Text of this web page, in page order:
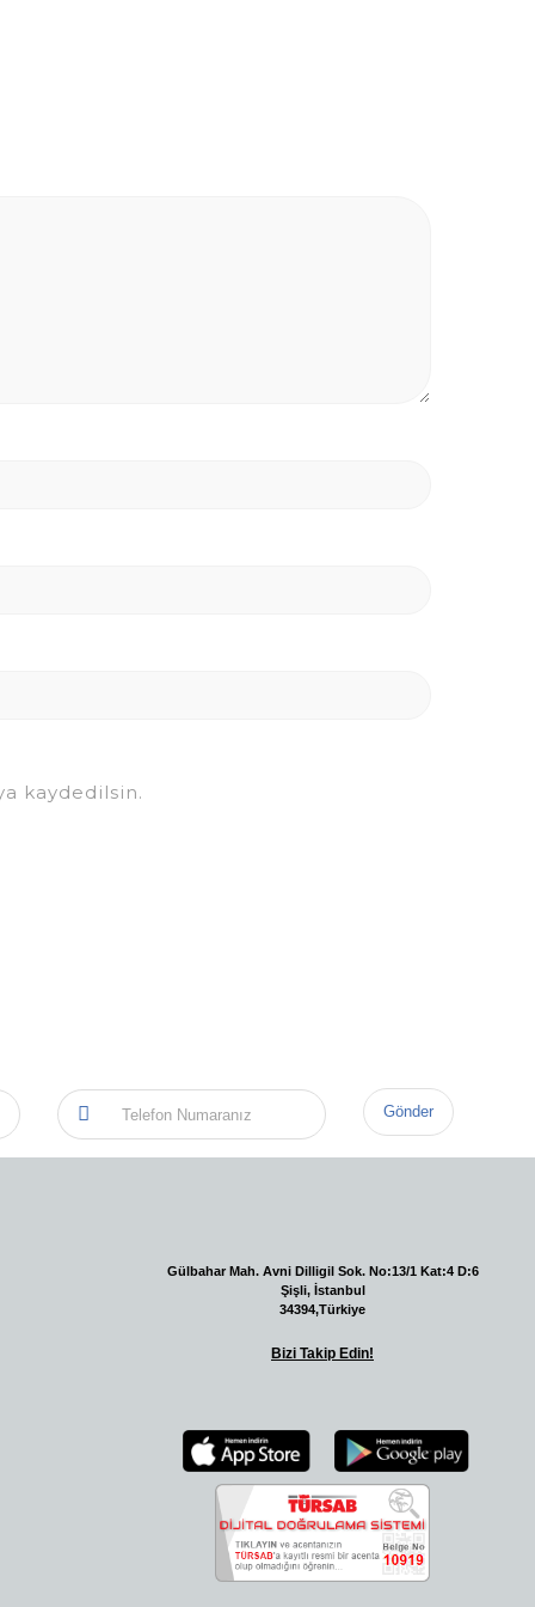
kaydedilsin.
Gönder
Gülbahar Mah. Avni Dilligil Sok. No:13/1 Kat:4 D:6
Şişli, İstanbul
34394,Türkiye
Bizi Takip Edin!